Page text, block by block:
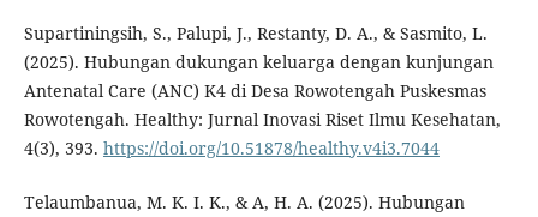
Supartiningsih, S., Palupi, J., Restanty, D. A., & Sasmito, L.
(2025). Hubungan dukungan keluarga dengan kunjungan
Antenatal Care (ANC) K4 di Desa Rowotengah Puskesmas
Rowotengah. Healthy: Jurnal Inovasi Riset Ilmu Kesehatan,
4(3), 393. https://doi.org/10.51878/healthy.v4i3.7044
Telaumbanua, M. K. I. K., & A, H. A. (2025). Hubungan